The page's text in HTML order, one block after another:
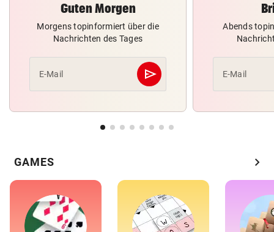
Guten Morgen
Morgens topinformiert über die
Nachrichten des Tages
E-Mail send
Abschicken
Abends
E-Mail
GAMES chevron_right